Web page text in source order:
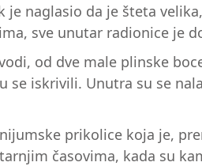
naglasio da je šteta
sve unutar radionice je
od dve male plinske
iskrivili. Unutra su se
prikolice koja je,
časovima, kada su